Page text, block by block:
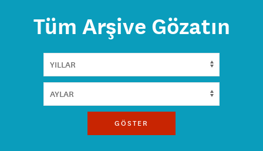
Tüm Arşive Gözatın
GÖSTER